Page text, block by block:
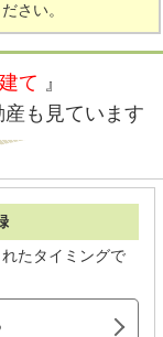
さい。
て 』
も見ています
たタイミングで